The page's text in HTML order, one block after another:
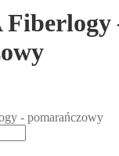
- pomarańczowy